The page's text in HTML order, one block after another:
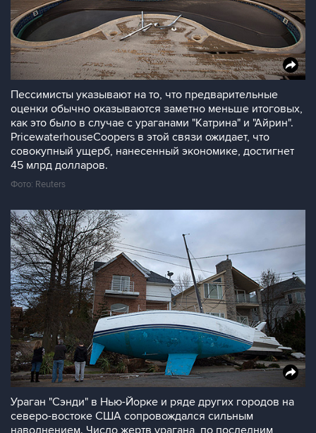
Пессимисты указывают на то, что предварительные
оценки обычно оказываются заметно меньше итоговых,
как это было в случае с ураганами "Катрина" и "Айрин".
PricewaterhouseCoopers в этой связи ожидает, что
совокупный ущерб, нанесенный экономике, достигнет
45 млрд долларов.
Фото: Reuters
Ураган "Сэнди" в Нью-Йорке и ряде других городов на
северо-востоке США сопровождался сильным
наводнением. Число жертв урагана, по последним